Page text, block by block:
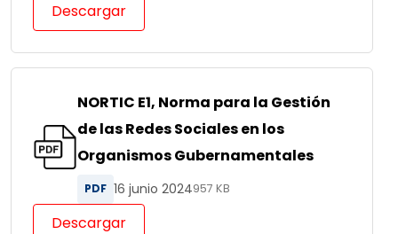
Descargar
NORTIC E1, Norma para la Gestión
de las Redes Sociales en los
Organismos Gubernamentales
PDF 16 junio 2024957 KB
Descargar